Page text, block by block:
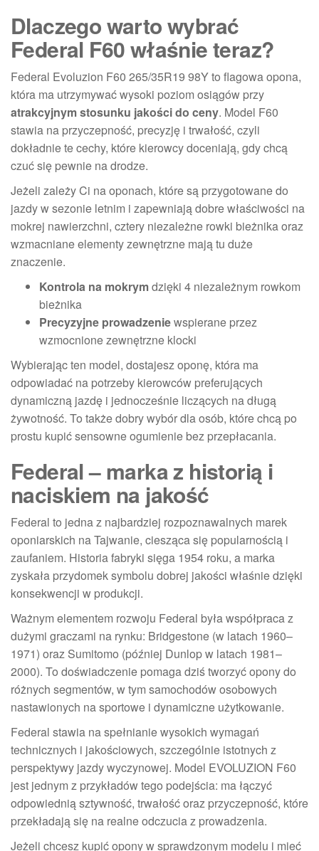
Dlaczego warto wybrać
Federal F60 właśnie teraz?
Federal Evoluzion F60 265/35R19 98Y to flagowa opona,
która ma utrzymywać wysoki poziom osiągów przy
atrakcyjnym stosunku jakości do ceny. Model F60
stawia na przyczepność, precyzję i trwałość, czyli
dokładnie te cechy, które kierowcy doceniają, gdy chcą
czuć się pewnie na drodze.
Jeżeli zależy Ci na oponach, które są przygotowane do
jazdy w sezonie letnim i zapewniają dobre właściwości na
mokrej nawierzchni, cztery niezależne rowki bieżnika oraz
wzmacniane elementy zewnętrzne mają tu duże
znaczenie.
Kontrola na mokrymdzięki 4 niezależnym rowkom
bieżnika
Precyzyjne prowadzeniewspierane przez
wzmocnione zewnętrzne klocki
Wybierając ten model, dostajesz oponę, która ma
odpowiadać na potrzeby kierowców preferujących
dynamiczną jazdę i jednocześnie liczących na długą
żywotność. To także dobry wybór dla osób, które chcą po
prostu kupić sensowne ogumienie bez przepłacania.
Federal – marka z historią i
naciskiem na jakość
Federal to jedna z najbardziej rozpoznawalnych marek
oponiarskich na Tajwanie, ciesząca się popularnością i
zaufaniem. Historia fabryki sięga 1954 roku, a marka
zyskała przydomek symbolu dobrej jakości właśnie dzięki
konsekwencji w produkcji.
Ważnym elementem rozwoju Federal była współpraca z
dużymi graczami na rynku: Bridgestone (w latach 1960–
1971) oraz Sumitomo (później Dunlop w latach 1981–
2000). To doświadczenie pomaga dziś tworzyć opony do
różnych segmentów, w tym samochodów osobowych
nastawionych na sportowe i dynamiczne użytkowanie.
Federal stawia na spełnianie wysokich wymagań
technicznych i jakościowych, szczególnie istotnych z
perspektywy jazdy wyczynowej. Model EVOLUZION F60
jest jednym z przykładów tego podejścia: ma łączyć
odpowiednią sztywność, trwałość oraz przyczepność, które
przekładają się na realne odczucia z prowadzenia.
Jeżeli chcesz kupić opony w sprawdzonym modelu i mieć